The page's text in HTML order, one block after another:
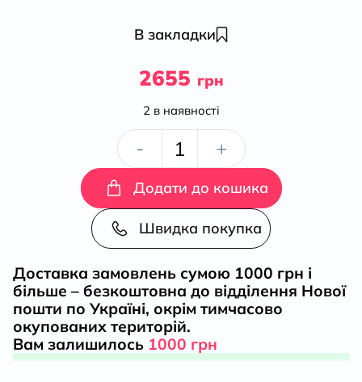
В закладки
2655 грн
2 в наявності
-
Еволюція
українського
вбрання.
Сторінки
історії
кількість
+
Додати до кошика
Швидка покупка
Доставка замовлень сумою 1000 грн і
більше – безкоштовна до відділення Нової
пошти по Україні, окрім тимчасово
окупованих територій.
Вам залишилось 1000 грн